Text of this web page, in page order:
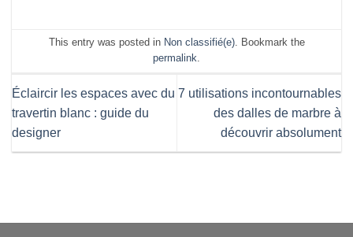
This entry was posted in Non classifié(e). Bookmark the
permalink.
Éclaircir les espaces avec du
travertin blanc : guide du
designer
7 utilisations incontournables
des dalles de marbre à
découvrir absolument